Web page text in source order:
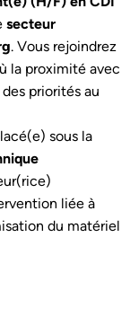
secteur
. Vous rejoindrez
la proximité avec
priorités au
sous la
liée à
du matériel